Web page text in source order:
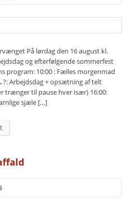
På lørdag den 16 august kl.
og efterfølgende sommerfest
program: 10:00 : Fælles morgenmad
Arbejdsdag + opsætning af telt
trænger til pause hver især) 16:00:
sjæle […]